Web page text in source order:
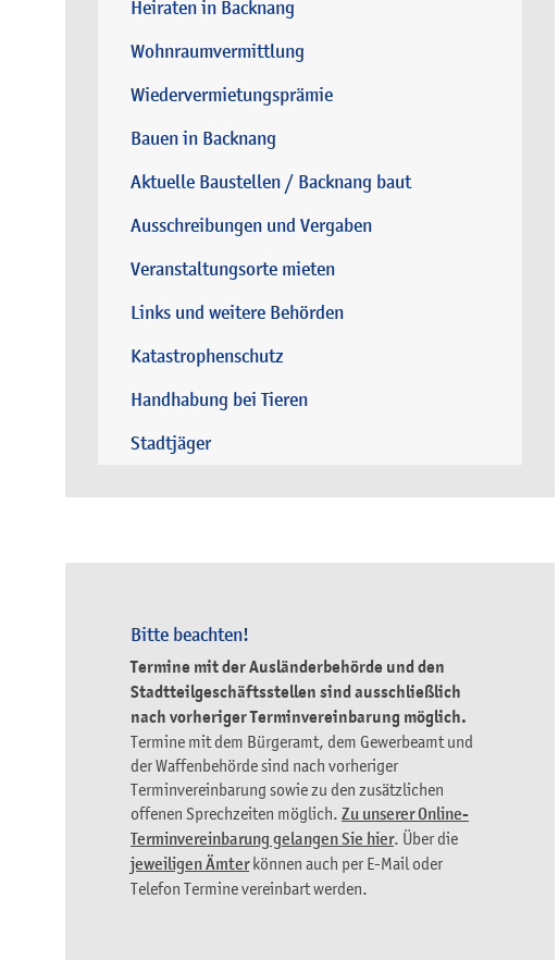
Heiraten in Backnang
Wohnraumvermittlung
Wiedervermietungsprämie
Bauen in Backnang
Aktuelle Baustellen / Backnang baut
Ausschreibungen und Vergaben
Veranstaltungsorte mieten
Links und weitere Behörden
Katastrophenschutz
Handhabung bei Tieren
Stadtjäger
Bitte beachten!
Termine mit der Ausländerbehörde und den
Stadtteilgeschäftsstellen sind ausschließlich
nach vorheriger Terminvereinbarung möglich.
Termine mit dem Bürgeramt, dem Gewerbeamt und
der Waffenbehörde sind nach vorheriger
Terminvereinbarung sowie zu den zusätzlichen
offenen Sprechzeiten möglich. Zu unserer Online-
Terminvereinbarung gelangen Sie hier. Über die
jeweiligen Ämterkönnen auch per E-Mail oder
Telefon Termine vereinbart werden.